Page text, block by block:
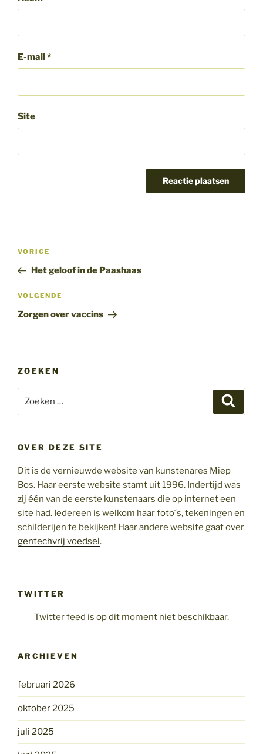
E-mail*
Site
Bericht
Vorig
bericht
VORIGE
Het geloof in de Paashaas
Volgend
bericht
VOLGENDE
Zorgen over vaccins
ZOEKEN
naar:
OVER DEZE SITE
Dit is de vernieuwde website van kunstenares Miep
Bos. Haar eerste website stamt uit 1996. Indertijd was
zij één van de eerste kunstenaars die op internet een
site had. Iedereen is welkom haar foto´s, tekeningen en
schilderijen te bekijken! Haar andere website gaat over
gentechvrij voedsel .
TWITTER
Twitter feed is op dit moment niet beschikbaar.
ARCHIEVEN
februari 2026
oktober 2025
juli 2025